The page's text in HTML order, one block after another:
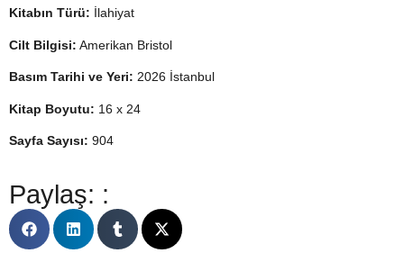
Kitabın Türü: İlahiyat
Cilt Bilgisi: Amerikan Bristol
Basım Tarihi ve Yeri: 2026 İstanbul
Kitap Boyutu: 16 x 24
Sayfa Sayısı: 904
Paylaş: :